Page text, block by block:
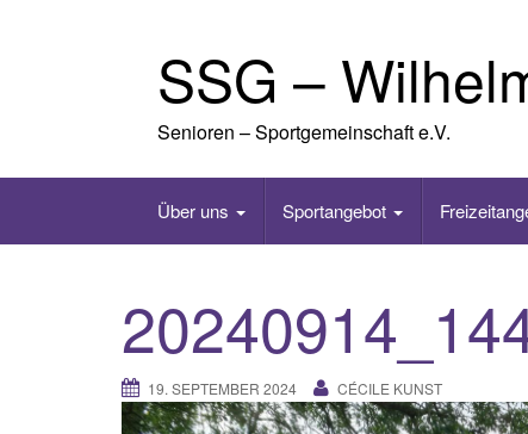
SSG –
Senioren – Sportgemeinschaft e.V.
Über uns Sportangebot
19. SEPTEMBER 2024 CÉCILE KUNST